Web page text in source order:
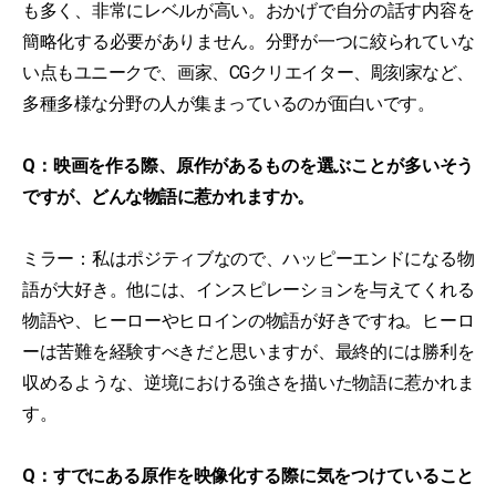
も多く、非常にレベルが高い。おかげで自分の話す内容を
簡略化する必要がありません。分野が一つに絞られていな
い点もユニークで、画家、CGクリエイター、彫刻家など、
多種多様な分野の人が集まっているのが面白いです。
Q：映画を作る際、原作があるものを選ぶことが多いそう
ですが、どんな物語に惹かれますか。
ミラー：私はポジティブなので、ハッピーエンドになる物
語が大好き。他には、インスピレーションを与えてくれる
物語や、ヒーローやヒロインの物語が好きですね。ヒーロ
ーは苦難を経験すべきだと思いますが、最終的には勝利を
収めるような、逆境における強さを描いた物語に惹かれま
す。
Q：すでにある原作を映像化する際に気をつけていること